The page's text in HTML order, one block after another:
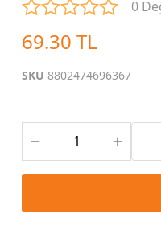
Kahve Setleri
0
69.30 TL
SKU 8802474696367